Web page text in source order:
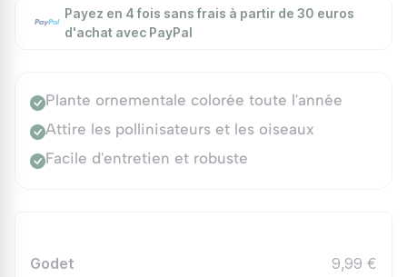
Payez en 4 fois sans frais à partir de 30 euros
d'achat avec PayPal
Plante ornementale colorée toute l'année
Attire les pollinisateurs et les oiseaux
Facile d'entretien et robuste
Godet 9,99 €